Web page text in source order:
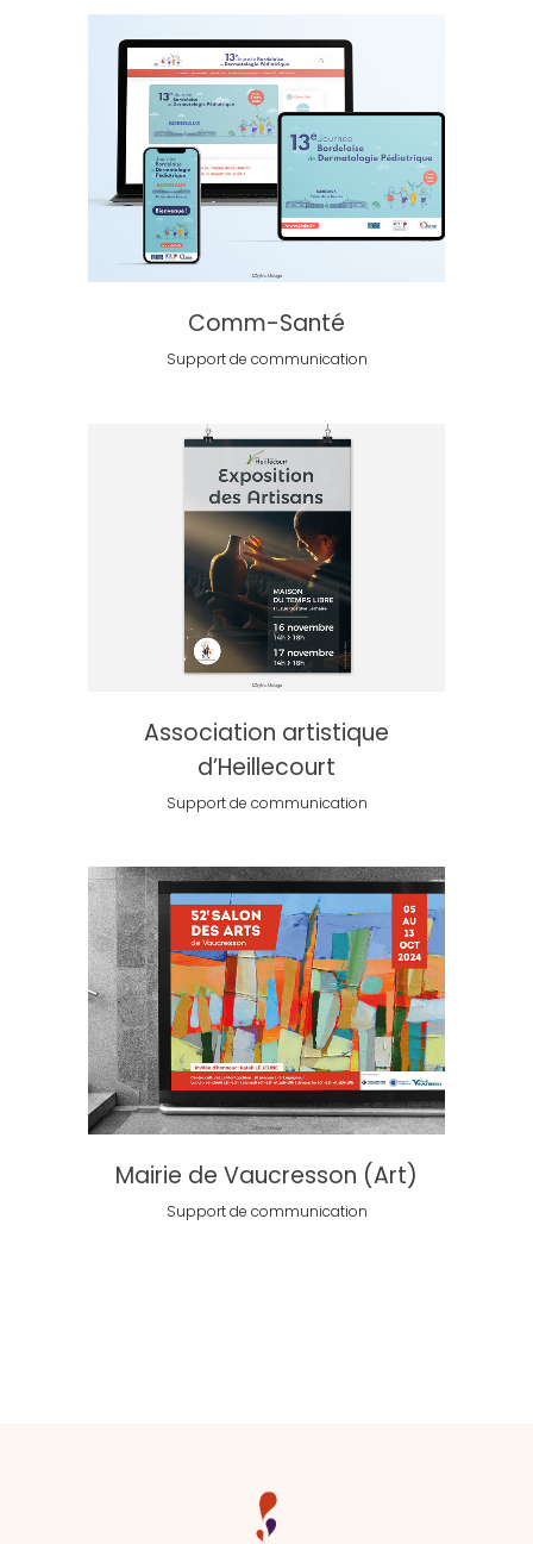
Comm-Santé
Support de communication
Association artistique
d’Heillecourt
Support de communication
Mairie de Vaucresson (Art)
Support de communication